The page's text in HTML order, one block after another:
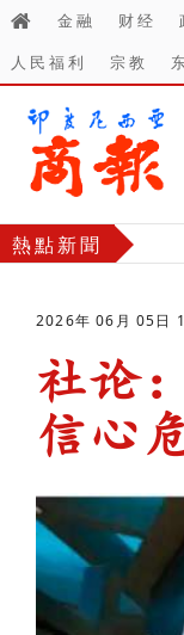
金融 财经
人民福利
宗教
熱點新聞
2026年 06月 05日
社论
信心